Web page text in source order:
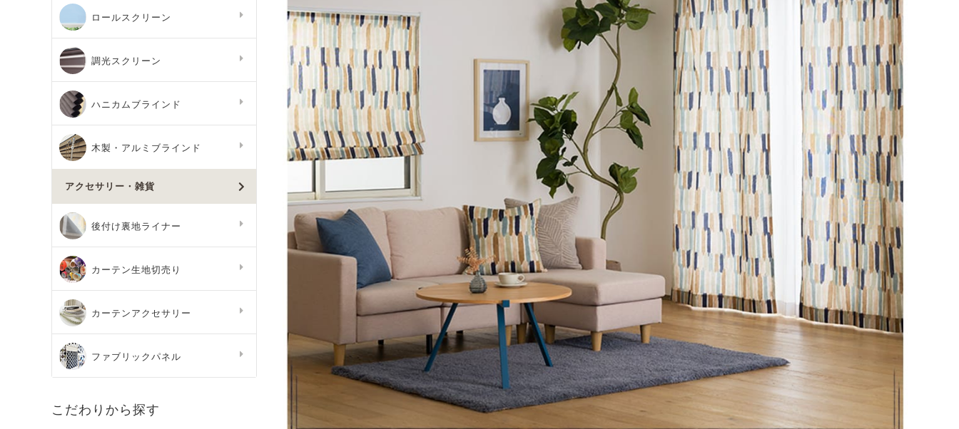
ロールスクリーン
調光スクリーン
ハニカムブラインド
木製・アルミブラインド
アクセサリー・雑貨
後付け裏地ライナー
カーテン生地切売り
カーテンアクセサリー
ファブリックパネル
こだわりから探す